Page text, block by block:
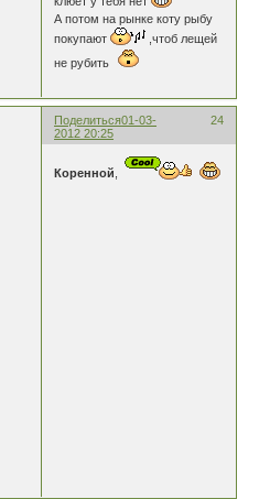
А потом на рынке коту рыбу
покупают
,чтоб лещей
не рубить
Поделиться 24
01-03-
2012 20:25
Коренной